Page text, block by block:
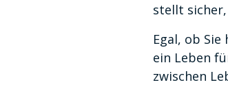
stellt
Egal, ob
ein Leben
zwischen